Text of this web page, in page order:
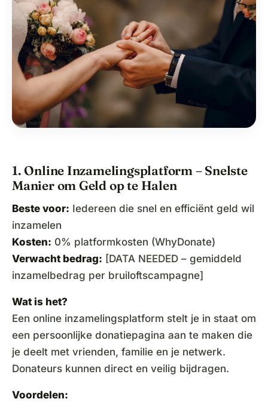
1. Online Inzamelingsplatform – Snelste
Manier om Geld op te Halen
Beste voor: Iedereen die snel en efficiënt geld wil
inzamelen
Kosten: 0% platformkosten (WhyDonate)
Verwacht bedrag: [DATA NEEDED – gemiddeld
inzamelbedrag per bruiloftscampagne]
Wat is het?
Een online inzamelingsplatform stelt je in staat om
een persoonlijke donatiepagina aan te maken die
je deelt met vrienden, familie en je netwerk.
Donateurs kunnen direct en veilig bijdragen.
Voordelen: